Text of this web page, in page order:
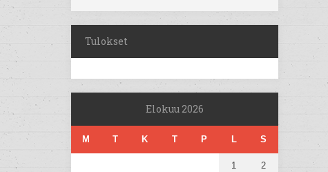
Tulokset
Elokuu 2026
M T K T P L S
1 2